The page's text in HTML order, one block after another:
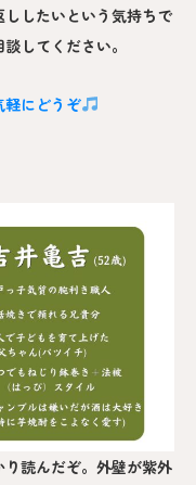
したいという気持ちで
してください。
軽にどうぞ
読んだぞ。外壁が紫外